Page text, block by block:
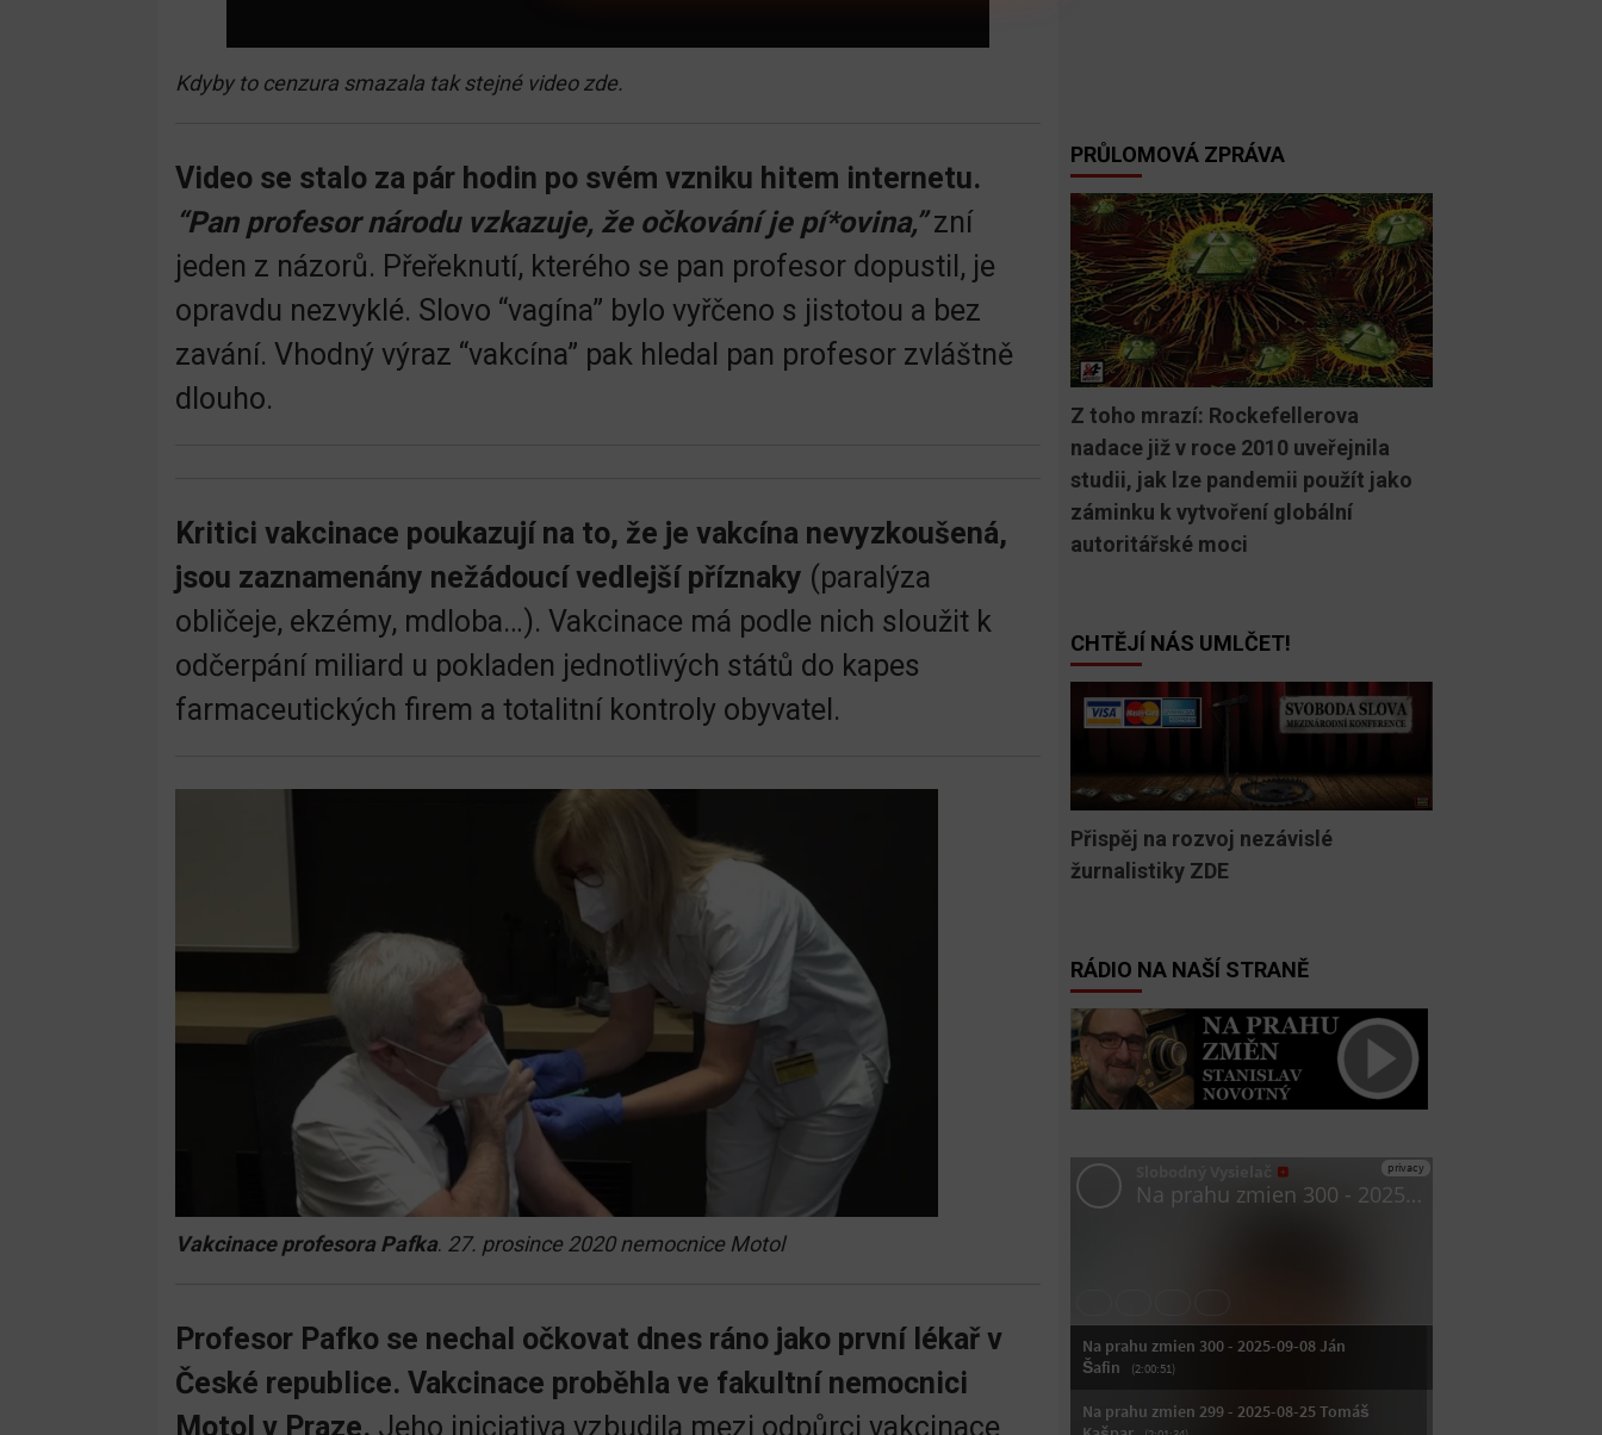
Kdyby to cenzura smazala tak stejné video zde.
Video se stalo za pár hodin po svém vzniku hitem internetu.
“Pan profesor národu vzkazuje, že očkování je pí*ovina,”zní
jeden z názorů. Přeřeknutí, kterého se pan profesor dopustil, je
opravdu nezvyklé. Slovo “vagína” bylo vyřčeno s jistotou a bez
zavání. Vhodný výraz “vakcína” pak hledal pan profesor zvláštně
dlouho.
Kritici vakcinace poukazují na to, že je vakcína nevyzkoušená,
jsou zaznamenány nežádoucí vedlejší příznaky (paralýza
obličeje, ekzémy, mdloba…). Vakcinace má podle nich sloužit k
odčerpání miliard u pokladen jednotlivých států do kapes
farmaceutických firem a totalitní kontroly obyvatel.
Vakcinace profesora Pafka. 27. prosince 2020 nemocnice Motol
Profesor Pafko se nechal očkovat dnes ráno jako první lékař v
České republice. Vakcinace proběhla ve fakultní nemocnici
Motol v Praze. Jeho iniciativa vzbudila mezi odpůrci vakcinace
PRŮLOMOVÁ ZPRÁVA
Z toho mrazí: Rockefellerova
nadace již v roce 2010 uveřejnila
studii, jak lze pandemii použít jako
záminku k vytvoření globální
autoritářské moci
CHTĚJÍ NÁS UMLČET!
Přispěj na rozvoj nezávislé
žurnalistiky ZDE
RÁDIO NA NAŠÍ STRANĚ